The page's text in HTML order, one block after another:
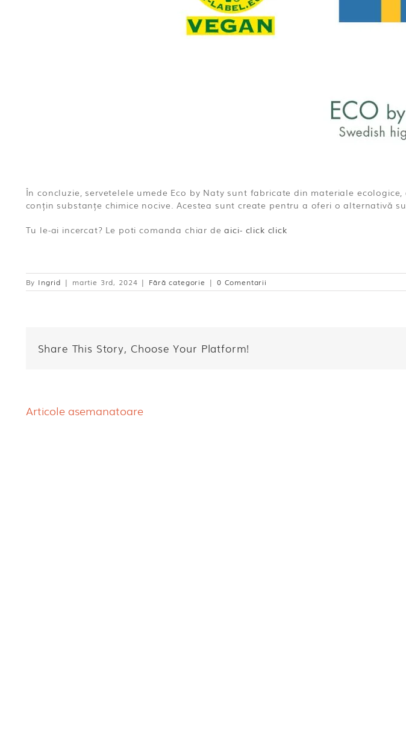
În concluzie, servetelele umede Eco by Naty sunt fabricate din materiale
conțin substanțe chimice nocive. Acestea sunt create pentru a oferi o alternativă
Tu le-ai incercat? Le poti comanda chiar deaici- click click
By Ingrid | martie 3rd, 2024 | Fără categorie | 0 Comentarii
Share This Story, Choose Your Platform!
Articole asemanatoare